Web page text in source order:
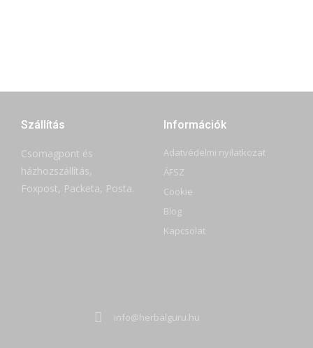
Szállítás
Csomagpont és
házhozszállítás,
Foxpost, Packeta, Posta.
Információk
Adatvédelmi nyilatkozat
ÁFSZ
Cookie
Blog
Kapcsolat
info@herbalguru.hu